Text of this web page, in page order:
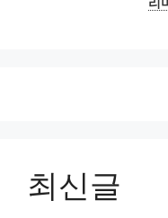
최신글